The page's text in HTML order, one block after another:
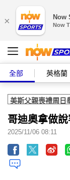
× Now
Now
全部 英格蘭
哥迪奧拿做
2025/11/06 08:11